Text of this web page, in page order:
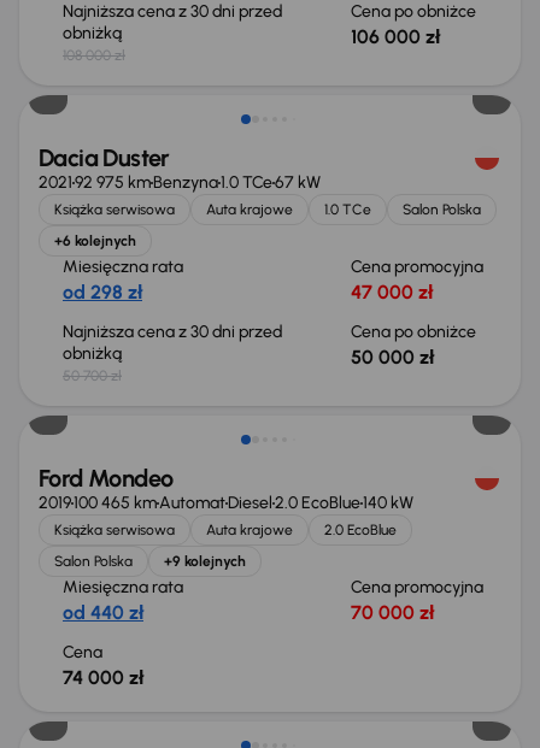
Najniższa cena z 30 dni przed
obniżką
108 000 zł
Cena po obniżce
106 000 zł
Taniej o 700 zł
Dacia Duster
202192 975 kmBenzyna1.0 TCe67 kW
Książka serwisowa Auta krajowe 1.0 TCe
Salon Polska
+6 kolejnych
Miesięczna rata
od 298 zł
Cena promocyjna
47 000 zł
Najniższa cena z 30 dni przed
obniżką
50 700 zł
Cena po obniżce
50 000 zł
Ford Mondeo
2019100 465 kmAutomatDiesel2.0 EcoBlue140 kW
Książka serwisowa Auta krajowe
2.0 EcoBlue
Salon Polska
+9 kolejnych
Miesięczna rata
od 440 zł
Cena promocyjna
70 000 zł
Cena
74 000 zł